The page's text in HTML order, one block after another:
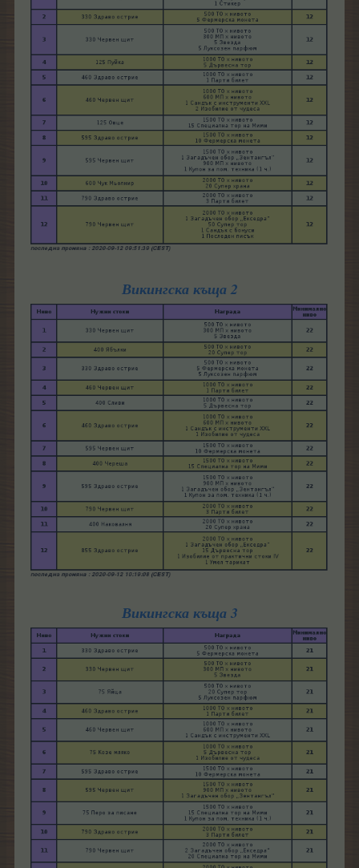
Викингска къща 2
Викингска къща 3